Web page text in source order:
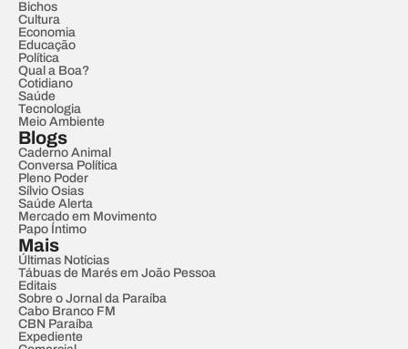
Bichos
Cultura
Economia
Educação
Política
Qual a Boa?
Cotidiano
Saúde
Tecnologia
Meio Ambiente
Blogs
Caderno Animal
Conversa Política
Pleno Poder
Sílvio Osias
Saúde Alerta
Mercado em Movimento
Papo Íntimo
Mais
Últimas Notícias
Tábuas de Marés em João Pessoa
Editais
Sobre o Jornal da Paraíba
Cabo Branco FM
CBN Paraíba
Expediente